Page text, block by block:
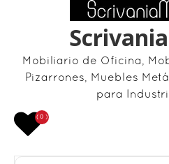
Mobiliario de Oficina,
Pizarrones, Muebles
para
Buscar por:
( 0 )